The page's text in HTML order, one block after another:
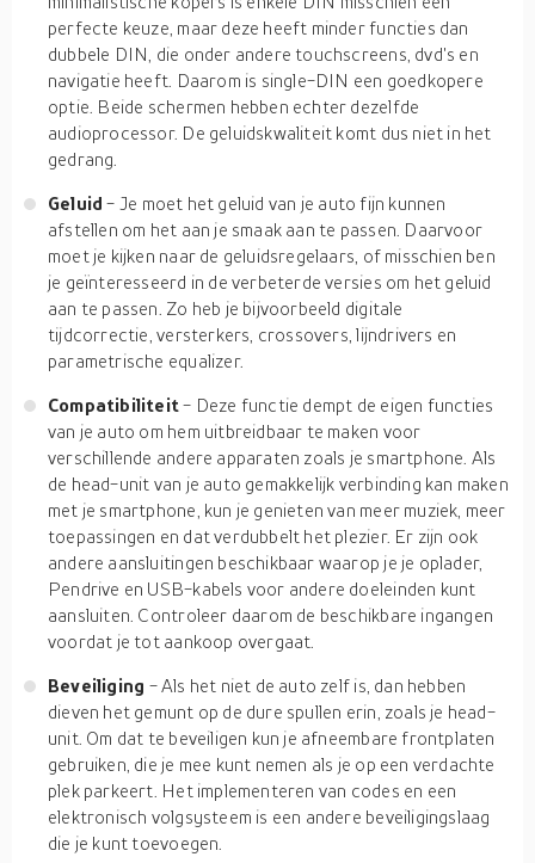
perfecte keuze, maar deze heeft minder functies dan
dubbele DIN, die onder andere touchscreens, dvd's en
navigatie heeft. Daarom is single-DIN een goedkopere
optie. Beide schermen hebben echter dezelfde
audioprocessor. De geluidskwaliteit komt dus niet in het
gedrang.
Geluid- Je moet het geluid van je auto fijn kunnen
afstellen om het aan je smaak aan te passen. Daarvoor
moet je kijken naar de geluidsregelaars, of misschien ben
je geïnteresseerd in de verbeterde versies om het geluid
aan te passen. Zo heb je bijvoorbeeld digitale
tijdcorrectie, versterkers, crossovers, lijndrivers en
parametrische equalizer.
Compatibiliteit- Deze functie dempt de eigen functies
van je auto om hem uitbreidbaar te maken voor
verschillende andere apparaten zoals je smartphone. Als
de head-unit van je auto gemakkelijk verbinding kan maken
met je smartphone, kun je genieten van meer muziek, meer
toepassingen en dat verdubbelt het plezier. Er zijn ook
andere aansluitingen beschikbaar waarop je je oplader,
Pendrive en USB-kabels voor andere doeleinden kunt
aansluiten. Controleer daarom de beschikbare ingangen
voordat je tot aankoop overgaat.
Beveiliging - Als het niet de auto zelf is, dan hebben
dieven het gemunt op de dure spullen erin, zoals je head-
unit. Om dat te beveiligen kun je afneembare frontplaten
gebruiken, die je mee kunt nemen als je op een verdachte
plek parkeert. Het implementeren van codes en een
elektronisch volgsysteem is een andere beveiligingslaag
die je kunt toevoegen.